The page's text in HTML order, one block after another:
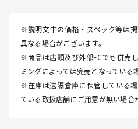
※説明文中の価格・スペック等は
異なる場合がございます。
※商品は店頭及び外部ECでも併売
ミングによっては完売となっている
※在庫は遠隔倉庫に保管している
ている取扱店舗にご用意が無い場合